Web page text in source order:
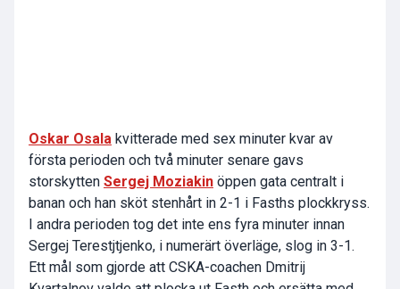
Oskar Osala kvitterade med sex minuter kvar av
första perioden och två minuter senare gavs
storskytten Sergej Moziakin öppen gata centralt i
banan och han sköt stenhårt in 2-1 i Fasths plockkryss.
I andra perioden tog det inte ens fyra minuter innan
Sergej Terestjtjenko, i numerärt överläge, slog in 3-1.
Ett mål som gjorde att CSKA-coachen Dmitrij